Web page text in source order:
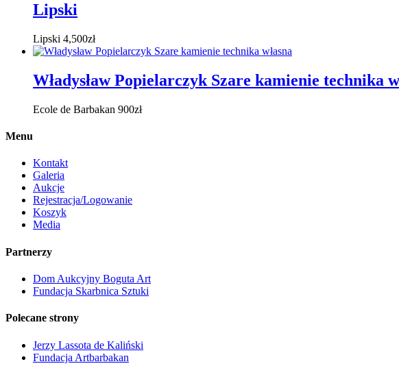
Lipski
Lipski 4,500zł
Władysław Popielarczyk Szare kamienie technika
Ecole de Barbakan 900zł
Menu
Kontakt
Galeria
Aukcje
Rejestracja/Logowanie
Koszyk
Media
Partnerzy
Dom Aukcyjny Boguta Art
Fundacja Skarbnica Sztuki
Polecane strony
Jerzy Lassota de Kaliński
Fundacja Artbarbakan